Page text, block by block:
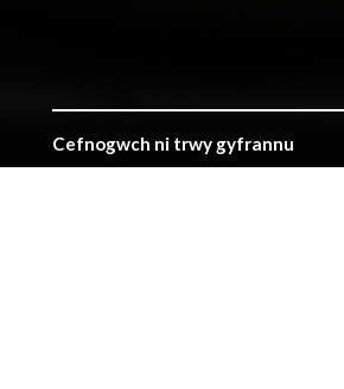
Cefnogwch ni trwy gyfrannu
Diogelu Cof y Genedl